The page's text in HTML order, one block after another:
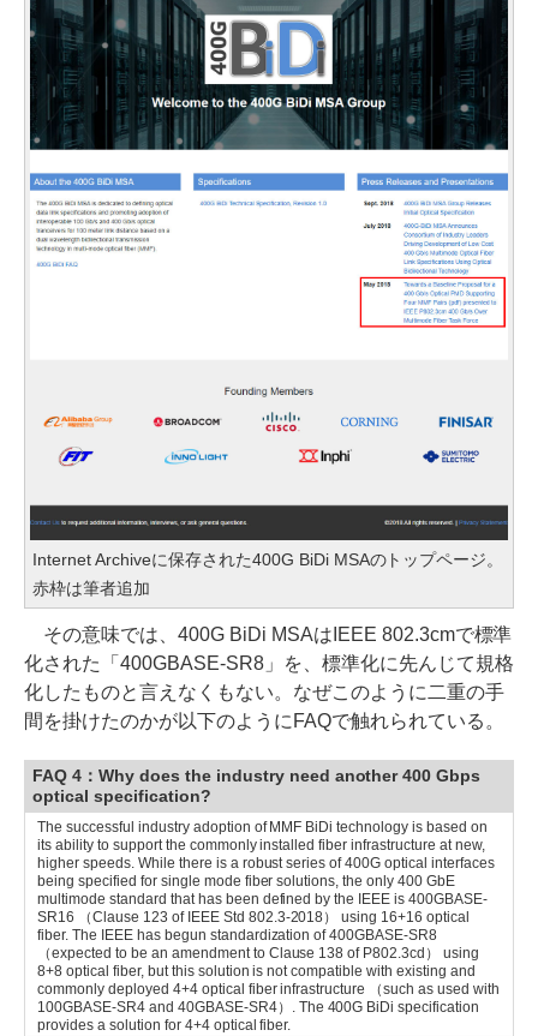
Internet Archiveに保存された400G BiDi MSAのトップページ。
赤枠は筆者追加
その意味では、400G BiDi MSAはIEEE 802.3cmで標準
化された「400GBASE-SR8」を、標準化に先んじて規格
化したものと言えなくもない。なぜこのように二重の手
間を掛けたのかが以下のようにFAQで触れられている。
FAQ 4：Why does the industry need another 400 Gbps
optical specification?
The successful industry adoption of MMF BiDi technology is based on
its ability to support the commonly installed fiber infrastructure at new,
higher speeds. While there is a robust series of 400G optical interfaces
being specified for single mode fiber solutions, the only 400 GbE
multimode standard that has been defined by the IEEE is 400GBASE-
SR16 （Clause 123 of IEEE Std 802.3-2018） using 16+16 optical
fiber. The IEEE has begun standardization of 400GBASE-SR8
（expected to be an amendment to Clause 138 of P802.3cd） using
8+8 optical fiber, but this solution is not compatible with existing and
commonly deployed 4+4 optical fiber infrastructure （such as used with
100GBASE-SR4 and 40GBASE-SR4）. The 400G BiDi specification
provides a solution for 4+4 optical fiber.